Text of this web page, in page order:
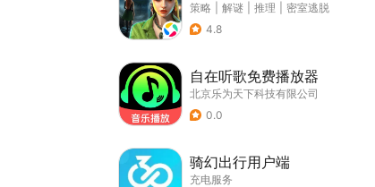
策略 解谜 推理
密室逃脱
4.8
自在听歌免费播放器
北京乐为天下科技有限公司
0.0
骑幻出行用户端
充电服务